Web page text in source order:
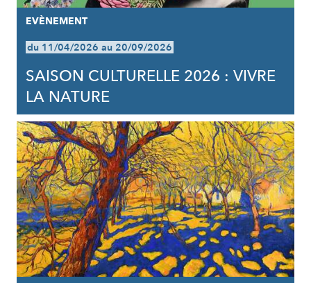
EVÈNEMENT
du 11/04/2026 au 20/09/2026
SAISON CULTURELLE 2026 : VIVRE
LA NATURE